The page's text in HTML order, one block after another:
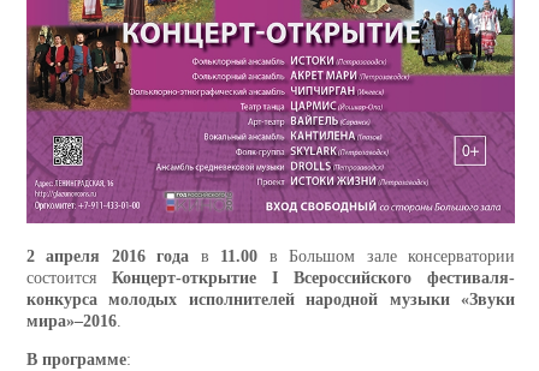
2 апреля 2016 года в 11.00 в Большом зале консерватории
состоится Концерт-открытие I Всероссийского фестиваля-
конкурса молодых исполнителей народной музыки «Звуки
мира»–2016.
В программе: